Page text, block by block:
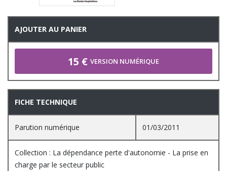
AJOUTER AU PANIER
15 € VERSION NUMÉRIQUE
FICHE TECHNIQUE
Parution numérique 01/03/2011
Collection : La dépendance perte d'autonomie - La prise en
charge par le secteur public